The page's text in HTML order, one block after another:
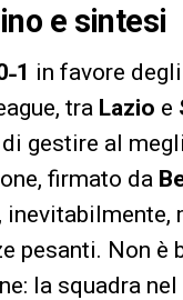
e sintesi
in favore
tra Lazio e
gestire al
firmato da
pesanti. Non è
la squadra